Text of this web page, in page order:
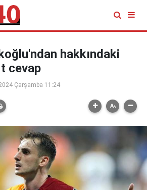
hakkındaki
cevap
Çarşamba 11:24